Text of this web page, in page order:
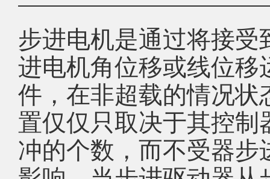
步进电机是通过将接
进电机角位移或线位
件，在非超载的情况
置仅仅只取决于其控
冲的个数，而不受器